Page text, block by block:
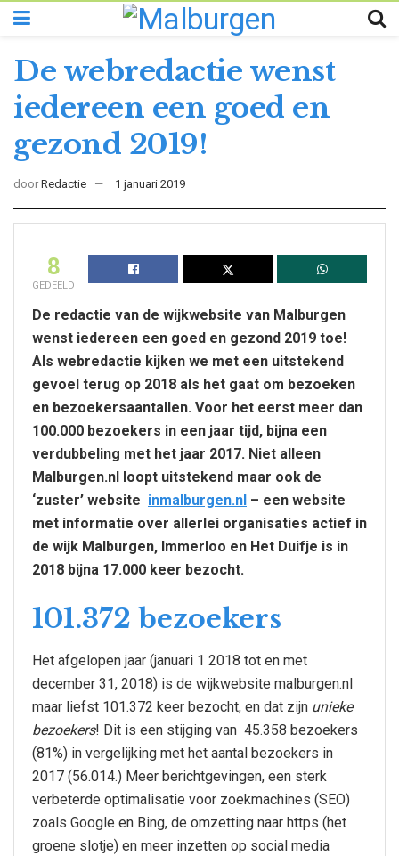
De webredactie wenst
iedereen een goed en
gezond 2019!
door Redactie 1 januari 2019
8
GEDEELD
De redactie van de wijkwebsite van Malburgen
wenst iedereen een goed en gezond 2019 toe!
Als webredactie kijken we met een uitstekend
gevoel terug op 2018 als het gaat om bezoeken
en bezoekersaantallen. Voor het eerst meer dan
100.000 bezoekers in een jaar tijd, bijna een
verdubbeling met het jaar 2017. Niet alleen
Malburgen.nl loopt uitstekend maar ook de
‘zuster’ website inmalburgen.nl – een website
met informatie over allerlei organisaties actief in
de wijk Malburgen, Immerloo en Het Duifje is in
2018 bijna 17.000 keer bezocht.
101.372 bezoekers
Het afgelopen jaar (januari 1 2018 tot en met
december 31, 2018) is de wijkwebsite malburgen.nl
maar liefst 101.372 keer bezocht, en dat zijn unieke
bezoekers! Dit is een stijging van 45.358 bezoekers
(81%) in vergelijking met het aantal bezoekers in
2017 (56.014.) Meer berichtgevingen, een sterk
verbeterde optimalisatie voor zoekmachines (SEO)
zoals Google en Bing, de omzetting naar https (het
groene slotje) en meer inzetten op social media